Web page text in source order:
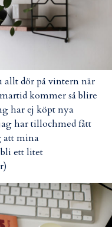
dör på vintern när
kommer så blire
har ej köpt nya
har tillochmed fått
att mina
ett litet